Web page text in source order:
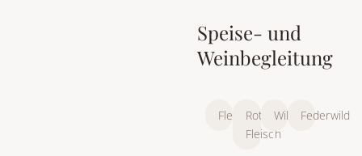
Speise- und
Weinbegleitung
FleischRotes
Fleisch
Wild Federwild